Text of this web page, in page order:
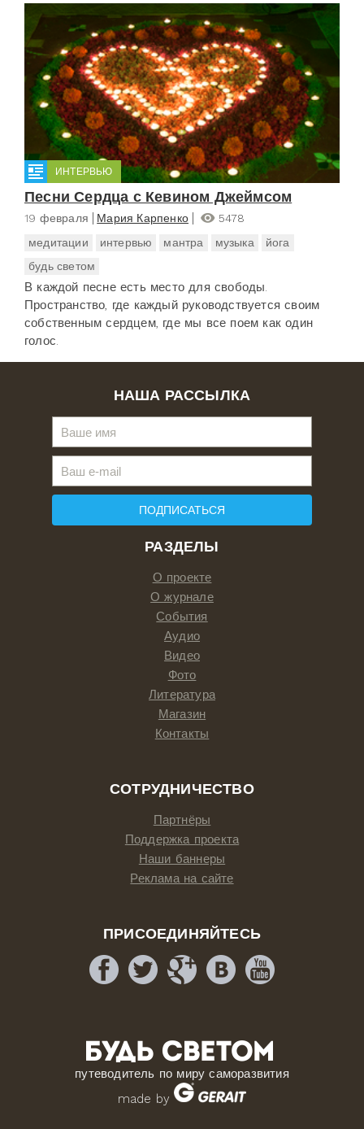
ИНТЕРВЬЮ
Песни Сердца с Кевином Джеймсом
19 февраля Мария Карпенко
5478
медитации
интервью мантра музыка
йога
будь светом
В каждой песне есть место для свободы.
Пространство, где каждый руководствуется своим
собственным сердцем, где мы все поем как один
голос.
РАЗДЕЛЫ
О проекте
О журнале
События
Аудио
Видео
Фото
Литература
Магазин
Контакты
СОТРУДНИЧЕСТВО
Партнёры
Поддержка проекта
Наши баннеры
Реклама на сайте
ПРИСОЕДИНЯЙТЕСЬ
путеводитель по миру саморазвития
made by
НАША РАССЫЛКА
ПОДПИСАТЬСЯ